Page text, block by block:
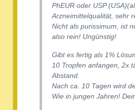
PhEUR oder USP
Arzneimittelqualität, sehr
Nicht als purissimum, ist
also rein! Ungünstig!
Gibt es fertig als 1%
10 Tropfen anfangen, 2x
Abstand.
Nach ca. 10 Tagen wird
Wie in jungen Jahren!